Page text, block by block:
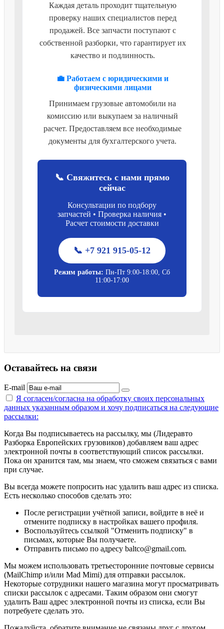
Каждая деталь проходит тщательную
проверку наших специалистов перед
продажей. Все запчасти поступают с
собственной разборки, что гарантирует их
качество и подлинность.
💼 Работаем с юридическими и
физическими лицами
Принимаем грузовые автомобили на
комиссию или выкупаем за наличный
расчет. Предоставляем все необходимые
документы для бухгалтерского учета.
📞 Свяжитесь с нами прямо
сейчас
Консультации по подбору
запчастей • Проверка наличия •
Расчет стоимости доставки
📞 +7 921 915-05-12
Режим работы: Пн-Пт 9:00-18:00, Сб
11:00-17:00
Оставайтесь на связи
E-mail
Я согласен/согласна на обработку своих персональных
данных указанным образом и хочу подписаться на следующие
рассылки:
Когда Вы подписываетесь на рассылку, мы (Лидеравто
Разборка Европейских грузовиков) добавляем ваш адрес
электронной почты в соответствующий список рассылки.
Пока он хранится там, мы знаем, что сможем связаться с вами
при случае.
Вы всегда можете попросить нас удалить ваш адрес из списка.
Есть несколько способов сделать это:
После регистрации учётной записи, войдите в неё и
отмените подписку в настройках вашего профиля.
Воспользуйтесь ссылкой "Отменить подписку" в
письмах, которые Вы получаете.
Отправить письмо по адресу baltco@gmail.com.
Мы можем использовать третьесторонние почтовые сервисы
(MailChimp и/или Mad Mimi) для отправки рассылок.
Некоторые сотрудники нашего магазина могут просматривать
списки рассылок с адресами. Таким образом они смогут
удалить Ваш адрес электронной почты из списка, если Вы
потребуете сделать это.